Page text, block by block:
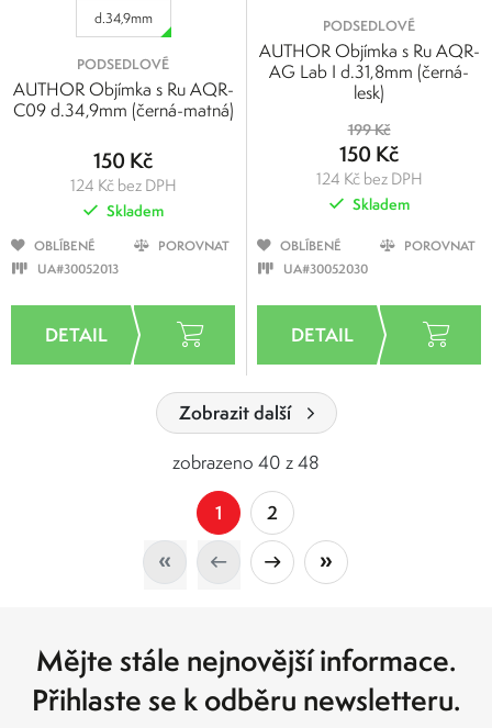
d.34,9mm
PODSEDLOVÉ
AUTHOR Objímka s Ru AQR-
C09 d.34,9mm (černá-matná)
150 Kč
124 Kč bez DPH
Skladem
OBLÍBENÉ
POROVNAT
UA#30052013
PODSEDLOVÉ
AUTHOR Objímka s Ru AQR-
AG Lab I d.31,8mm (černá-
lesk)
199 Kč
150 Kč
124 Kč bez DPH
Skladem
OBLÍBENÉ
POROVNAT
UA#30052030
Zobrazit další
zobrazeno 40 z 48
1 2
Mějte stále nejnovější informace.
Přihlaste se k odběru newsletteru.